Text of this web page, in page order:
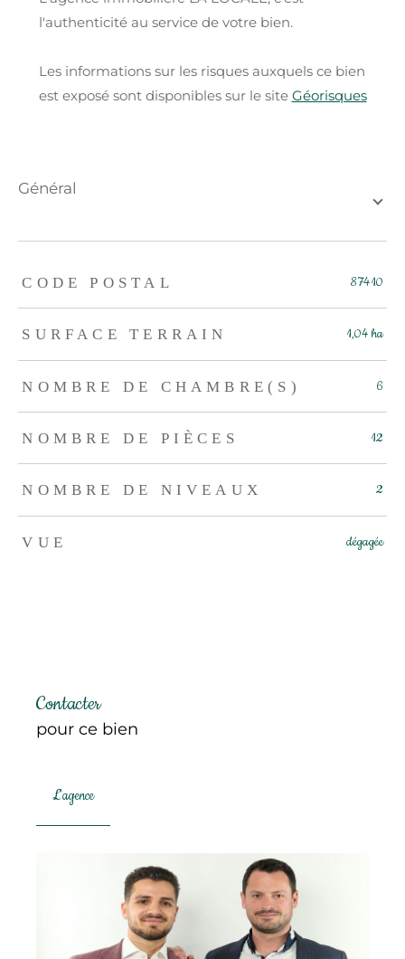
l'authenticité au service de votre bien.
Les informations sur les risques auxquels ce bien
est exposé sont disponibles sur le site Géorisques
général
TRAD_ZEPHYR_Caracteristique TRAD_ZEPHYR_Valeurs
CODE POSTAL 87410
SURFACE TERRAIN 1,04 ha
NOMBRE DE CHAMBRE(S) 6
NOMBRE DE PIÈCES 12
NOMBRE DE NIVEAUX 2
VUE dégagée
Contacter
pour ce bien
L'agence